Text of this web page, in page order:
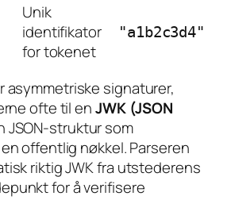
Unik
identifikator
for tokenet
"a1b2c3d4"
asymmetriske signaturer,
ofte til enJWK (JSON
JSON-struktur som
offentlig nøkkel. Parseren
riktig JWK fra utstederens
for å verifisere